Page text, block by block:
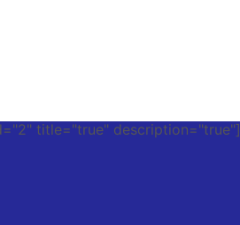
title="true" description="true"]